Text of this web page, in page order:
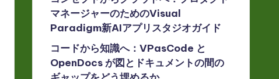
マネージャーのためのVisual
Paradigm新AIアプリスタジオガイド
コードから知識へ：VPasCode と
OpenDocs が図とドキュメントの間の